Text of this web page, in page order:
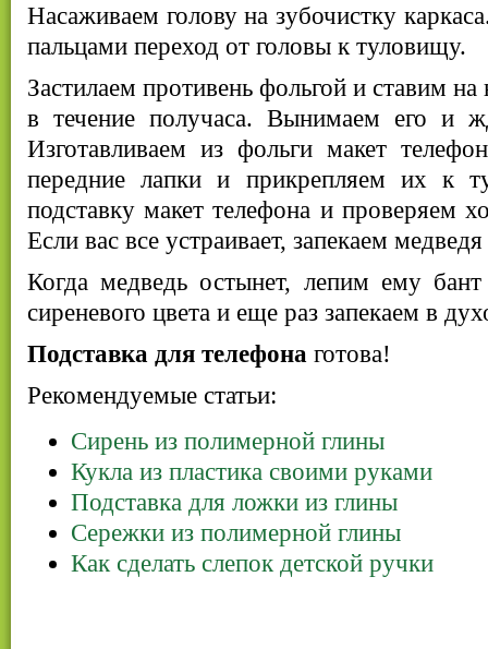
Насаживаем голову на зубочистку
пальцами переход от головы к туловищу.
Застилаем противень фольгой и ставим на
в течение получаса. Вынимаем его и
Изготавливаем из фольги макет
передние лапки и прикрепляем их к
подставку макет телефона и проверяем
Если вас все устраивает, запекаем
Когда медведь остынет, лепим ему
сиреневого цвета и еще раз запекаем в
Подставка для телефона готова!
Рекомендуемые статьи:
Сирень из полимерной глины
Кукла из пластика своими руками
Подставка для ложки из глины
Сережки из полимерной глины
Как сделать слепок детской ручки